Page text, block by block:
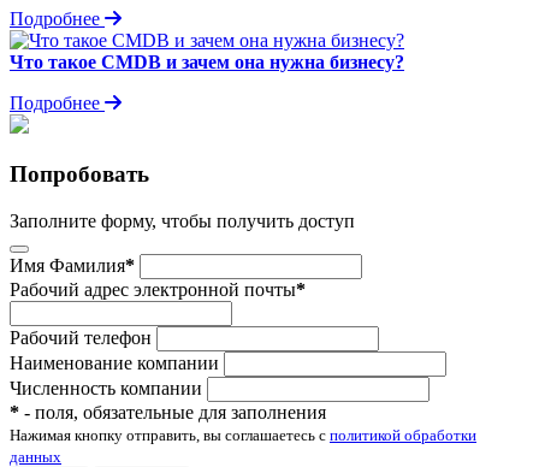
Подробнее
Что такое CMDB и зачем она нужна бизнесу?
Подробнее
Попробовать
Заполните форму, чтобы получить доступ
Имя Фамилия*
Рабочий адрес электронной почты*
Рабочий телефон
Наименование компании
Численность компании
* - поля, обязательные для заполнения
Нажимая кнопку отправить, вы соглашаетесь с политикой обработки
данных